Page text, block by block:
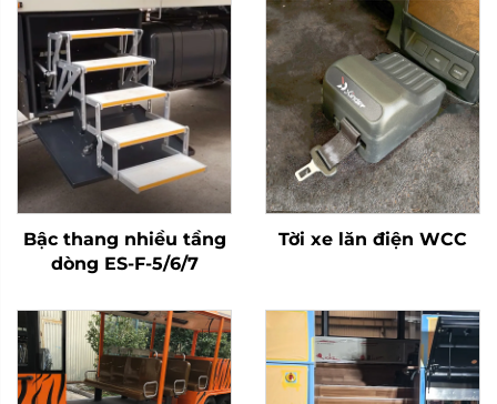
Bậc thang nhiều tầng
dòng ES-F-5/6/7
Tời xe lăn điện WCC